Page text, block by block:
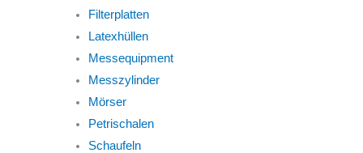
Filterplatten
Latexhüllen
Messequipment
Messzylinder
Mörser
Petrischalen
Schaufeln